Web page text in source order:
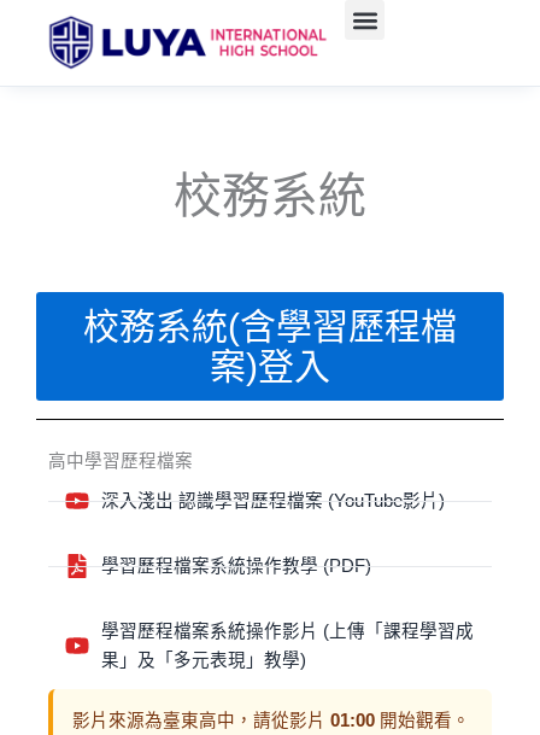
校務系統
校務系統(含學習歷程檔
案)登入
高中學習歷程檔案
深入淺出 認識學習歷程檔案 (YouTube影片)
學習歷程檔案系統操作教學 (PDF)
學習歷程檔案系統操作影片 (上傳「課程學習成
果」及「多元表現」教學)
影片來源為臺東高中，請從影片 01:00 開始觀看。